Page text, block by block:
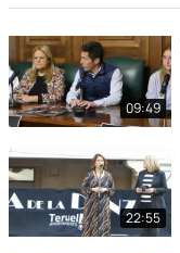
09:49
22:55